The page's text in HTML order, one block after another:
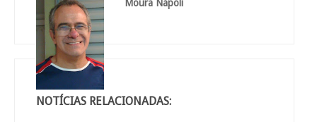
Moura Nápoli
NOTÍCIAS RELACIONADAS: